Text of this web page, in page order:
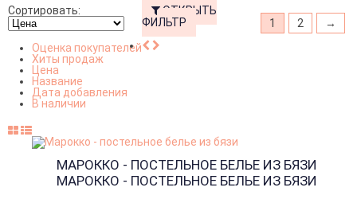
1 2 →
Сортировать:
Оценка покупателей
Хиты продаж
Цена
Название
Дата добавления
В наличии
ОТКРЫТЬ
ФИЛЬТР
МАРОККО - ПОСТЕЛЬНОЕ БЕЛЬЕ ИЗ БЯЗИ
МАРОККО - ПОСТЕЛЬНОЕ БЕЛЬЕ ИЗ БЯЗИ